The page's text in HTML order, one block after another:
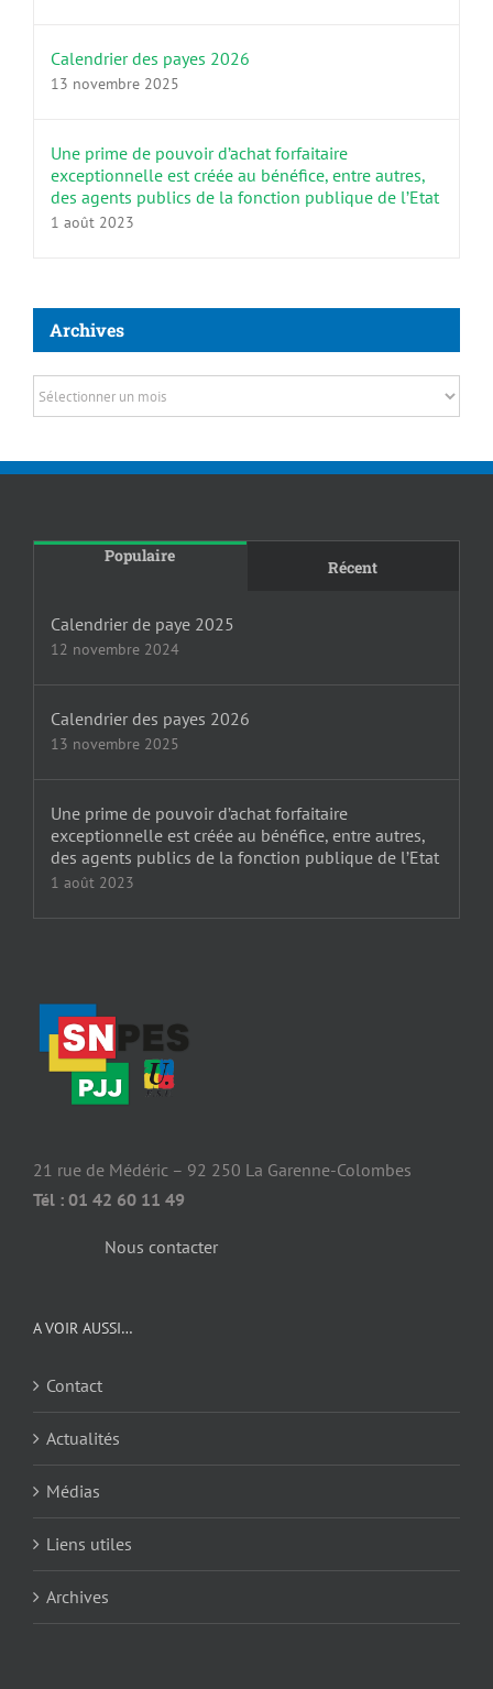
Calendrier des payes 2026
13 novembre 2025
Une prime de pouvoir d’achat forfaitaire
exceptionnelle est créée au bénéfice, entre autres,
des agents publics de la fonction publique de l’Etat
1 août 2023
Archives
Archives
Populaire
Récent
Calendrier de paye 2025
12 novembre 2024
Calendrier des payes 2026
13 novembre 2025
Une prime de pouvoir d’achat forfaitaire
exceptionnelle est créée au bénéfice, entre autres,
des agents publics de la fonction publique de l’Etat
1 août 2023
21 rue de Médéric – 92 250 La Garenne-Colombes
Tél : 01 42 60 11 49
Nous contacter
A VOIR AUSSI…
Contact
Actualités
Médias
Liens utiles
Archives